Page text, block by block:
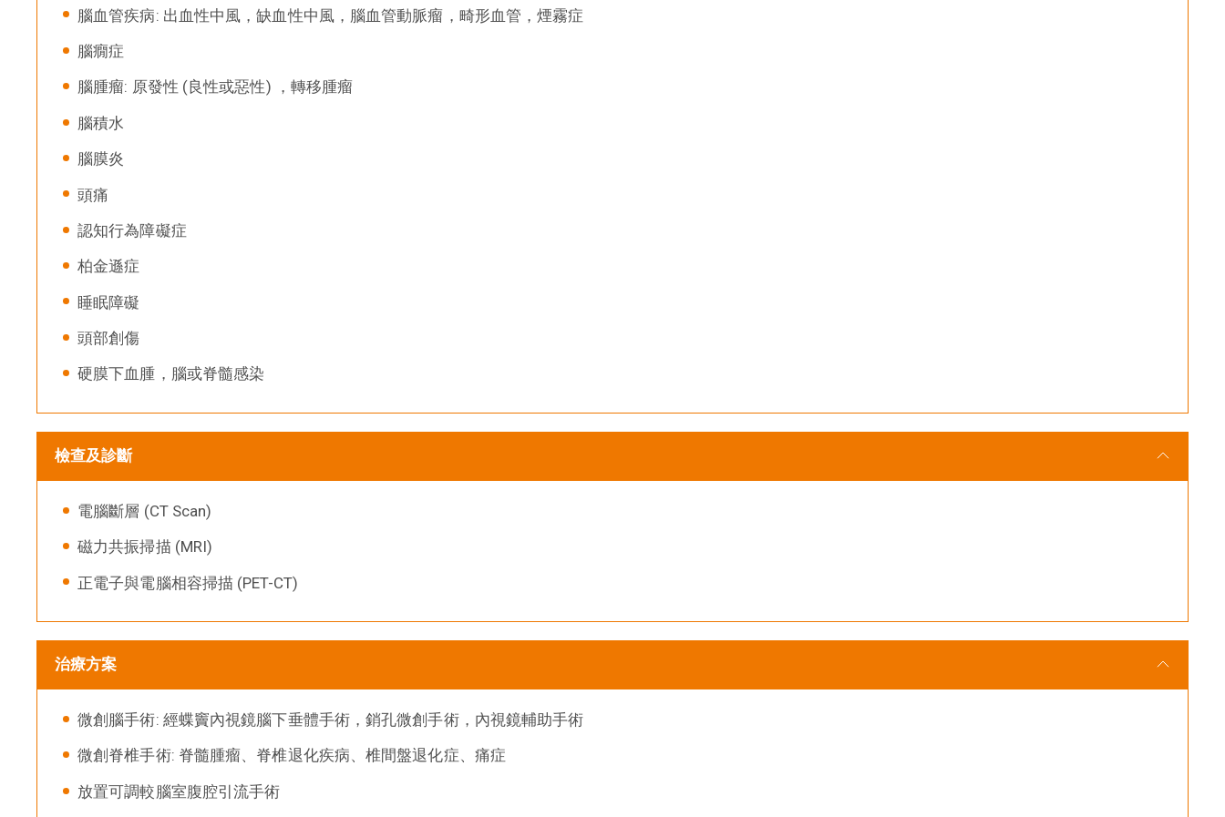
腦血管疾病: 出血性中風，缺血性中風，腦血管動脈瘤，畸形血管，煙霧症
腦癇症
腦腫瘤: 原發性 (良性或惡性) ，轉移腫瘤
腦積水
腦膜炎
頭痛
認知行為障礙症
柏金遜症
睡眠障礙
頭部創傷
硬膜下血腫，腦或脊髓感染
檢查及診斷
電腦斷層 (CT Scan)
磁力共振掃描 (MRI)
正電子與電腦相容掃描 (PET-CT)
治療方案
微創腦手術: 經蝶竇內視鏡腦下垂體手術，銷孔微創手術，內視鏡輔助手術
微創脊椎手術: 脊髓腫瘤、脊椎退化疾病、椎間盤退化症、痛症
放置可調較腦室腹腔引流手術